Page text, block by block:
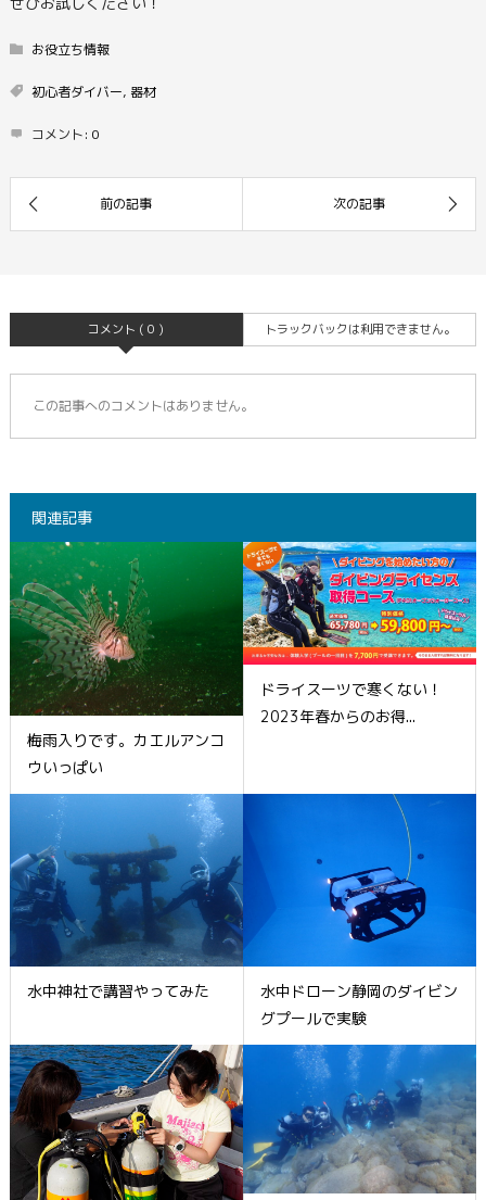
お役立ち情報
初心者ダイバー, 器材
コメント: 0
コメント ( 0 ) トラックバックは利用できません。
この記事へのコメントはありません。
関連記事
梅雨入りです。カエルアンコ
ウいっぱい
ドライスーツで寒くない！
2023年春からのお得...
水中神社で講習やってみた
水中ドローン静岡のダイビン
グプールで実験